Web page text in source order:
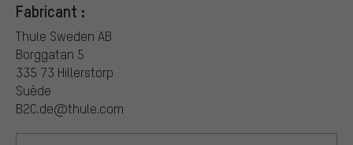
Fabricant :
Thule Sweden AB
Borggatan 5
335 73 Hillerstorp
Suède
B2C.de@thule.com